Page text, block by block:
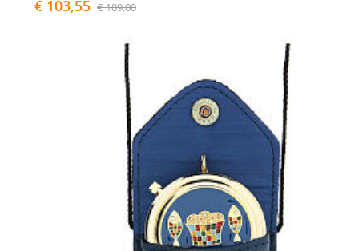
€ 103,55 € 109,00